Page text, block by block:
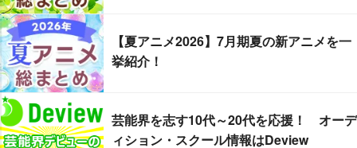
【夏アニメ2026】7月期夏の新アニメを一
挙紹介！
芸能界を志す10代～20代を応援！ オーデ
ィション・スクール情報はDeview